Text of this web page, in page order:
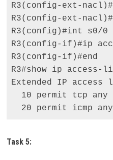
R3(config-ext-
R3(config-ext-
R3(config)#int s0/0
R3(config-if)#ip
R3(config-if)#end
R3#show ip access-
Extended IP access
10 permit tcp any
20 permit icmp
Task 5: